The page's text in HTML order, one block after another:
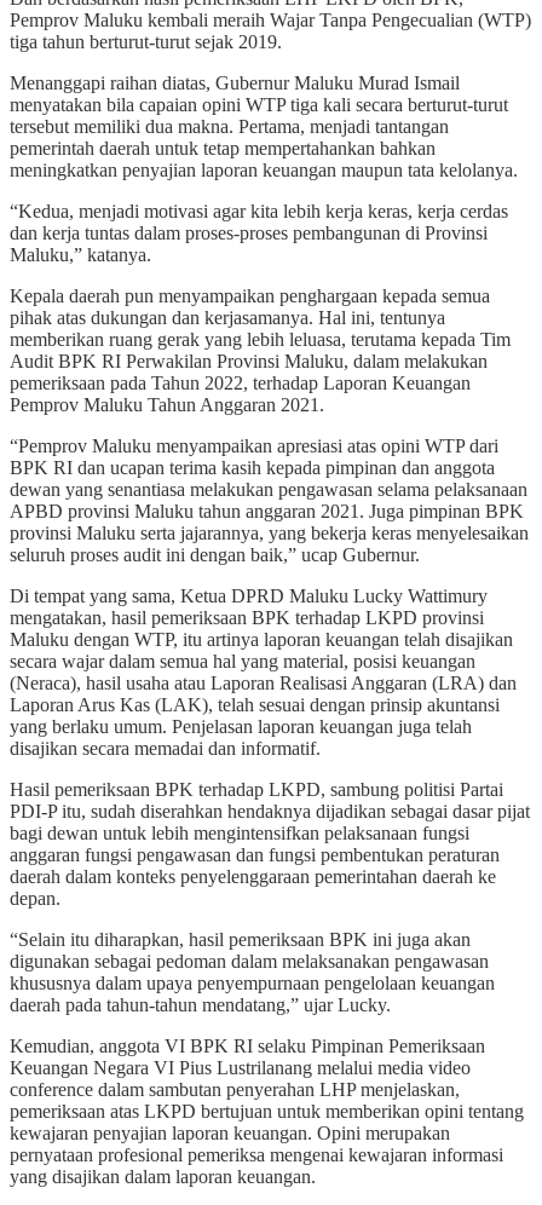
Pemprov Maluku kembali meraih Wajar Tanpa Pengecualian (WTP)
tiga tahun berturut-turut sejak 2019.
Menanggapi raihan diatas, Gubernur Maluku Murad Ismail
menyatakan bila capaian opini WTP tiga kali secara berturut-turut
tersebut memiliki dua makna. Pertama, menjadi tantangan
pemerintah daerah untuk tetap mempertahankan bahkan
meningkatkan penyajian laporan keuangan maupun tata kelolanya.
“Kedua, menjadi motivasi agar kita lebih kerja keras, kerja cerdas
dan kerja tuntas dalam proses-proses pembangunan di Provinsi
Maluku,” katanya.
Kepala daerah pun menyampaikan penghargaan kepada semua
pihak atas dukungan dan kerjasamanya. Hal ini, tentunya
memberikan ruang gerak yang lebih leluasa, terutama kepada Tim
Audit BPK RI Perwakilan Provinsi Maluku, dalam melakukan
pemeriksaan pada Tahun 2022, terhadap Laporan Keuangan
Pemprov Maluku Tahun Anggaran 2021.
“Pemprov Maluku menyampaikan apresiasi atas opini WTP dari
BPK RI dan ucapan terima kasih kepada pimpinan dan anggota
dewan yang senantiasa melakukan pengawasan selama pelaksanaan
APBD provinsi Maluku tahun anggaran 2021. Juga pimpinan BPK
provinsi Maluku serta jajarannya, yang bekerja keras menyelesaikan
seluruh proses audit ini dengan baik,” ucap Gubernur.
Di tempat yang sama, Ketua DPRD Maluku Lucky Wattimury
mengatakan, hasil pemeriksaan BPK terhadap LKPD provinsi
Maluku dengan WTP, itu artinya laporan keuangan telah disajikan
secara wajar dalam semua hal yang material, posisi keuangan
(Neraca), hasil usaha atau Laporan Realisasi Anggaran (LRA) dan
Laporan Arus Kas (LAK), telah sesuai dengan prinsip akuntansi
yang berlaku umum. Penjelasan laporan keuangan juga telah
disajikan secara memadai dan informatif.
Hasil pemeriksaan BPK terhadap LKPD, sambung politisi Partai
PDI-P itu, sudah diserahkan hendaknya dijadikan sebagai dasar pijat
bagi dewan untuk lebih mengintensifkan pelaksanaan fungsi
anggaran fungsi pengawasan dan fungsi pembentukan peraturan
daerah dalam konteks penyelenggaraan pemerintahan daerah ke
depan.
“Selain itu diharapkan, hasil pemeriksaan BPK ini juga akan
digunakan sebagai pedoman dalam melaksanakan pengawasan
khususnya dalam upaya penyempurnaan pengelolaan keuangan
daerah pada tahun-tahun mendatang,” ujar Lucky.
Kemudian, anggota VI BPK RI selaku Pimpinan Pemeriksaan
Keuangan Negara VI Pius Lustrilanang melalui media video
conference dalam sambutan penyerahan LHP menjelaskan,
pemeriksaan atas LKPD bertujuan untuk memberikan opini tentang
kewajaran penyajian laporan keuangan. Opini merupakan
pernyataan profesional pemeriksa mengenai kewajaran informasi
yang disajikan dalam laporan keuangan.